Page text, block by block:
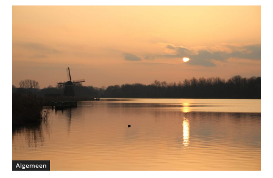
Algemeen